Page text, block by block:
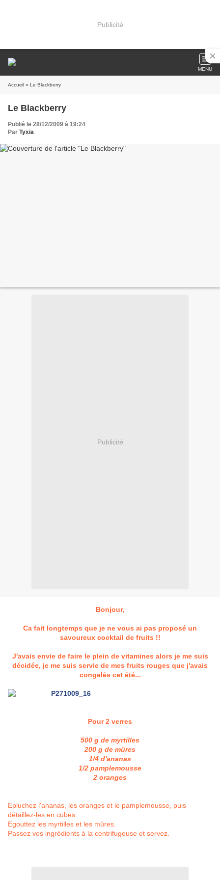
Publicité
MENU
Accueil » Le Blackberry
Le Blackberry
Publié le 28/12/2009 à 19:24
Par Tyxia
Publicité
Bonjour,
Ca fait longtemps que je ne vous ai pas proposé un
savoureux cocktail de fruits !!
J'avais envie de faire le plein de vitamines alors je me suis
décidée, je me suis servie de mes fruits rouges que j'avais
congelés cet été...
Pour 2 verres
500 g de myrtilles
200 g de mûres
1/4 d'ananas
1/2 pamplemousse
2 oranges
Epluchez l'ananas , les oranges et le pamplemousse, puis
détaillez-les en cubes.
Egouttez les myrtilles et les mûres.
Passez vos ingrédients à la centrifugeuse et servez.